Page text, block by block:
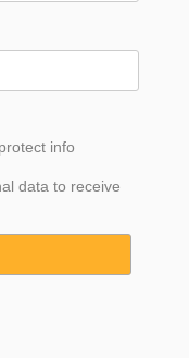
protect info
data to receive